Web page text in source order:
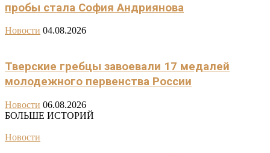
пробы стала София Андриянова
Новости 04.08.2026
Тверские гребцы завоевали 17 медалей
молодежного первенства России
Новости 06.08.2026
БОЛЬШЕ ИСТОРИЙ
Новости